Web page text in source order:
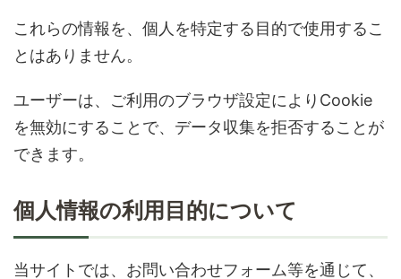
これらの情報を、個人を特定する目的で使用するこ
とはありません。
ユーザーは、ご利用のブラウザ設定によりCookie
を無効にすることで、データ収集を拒否することが
できます。
個人情報の利用目的について
当サイトでは、お問い合わせフォーム等を通じて、